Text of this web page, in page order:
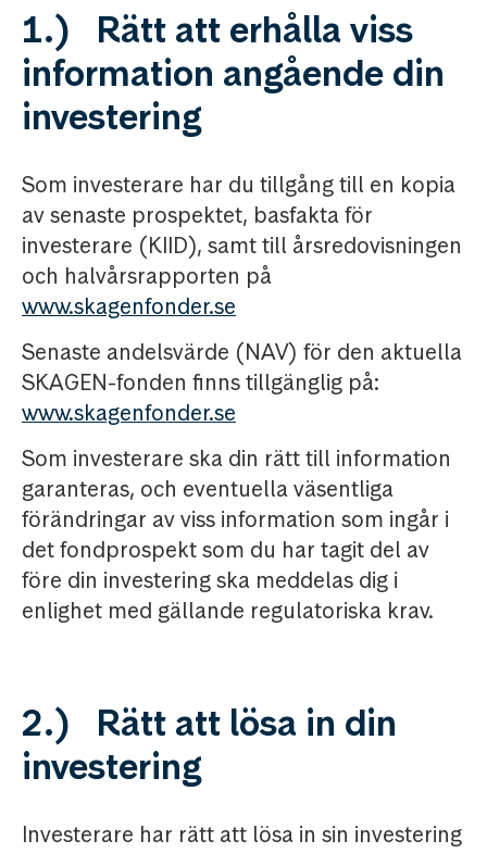
1.) Rätt att erhålla viss
information angående din
investering
Som investerare har du tillgång till en kopia
av senaste prospektet, basfakta för
investerare (KIID), samt till årsredovisningen
och halvårsrapporten på
www.skagenfonder.se
Senaste andelsvärde (NAV) för den aktuella
SKAGEN-fonden finns tillgänglig på:
www.skagenfonder.se
Som investerare ska din rätt till information
garanteras, och eventuella väsentliga
förändringar av viss information som ingår i
det fondprospekt som du har tagit del av
före din investering ska meddelas dig i
enlighet med gällande regulatoriska krav.
2.) Rätt att lösa in din
investering
Investerare har rätt att lösa in sin investering